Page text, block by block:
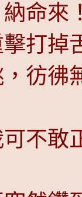
納命來
打掉
彷彿
可不